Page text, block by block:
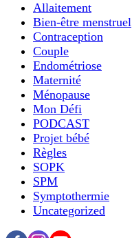
Allaitement
Bien-être menstruel
Contraception
Couple
Endométriose
Maternité
Ménopause
Mon Défi
PODCAST
Projet bébé
Règles
SOPK
SPM
Symptothermie
Uncategorized